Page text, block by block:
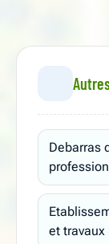
Debarras
et travaux